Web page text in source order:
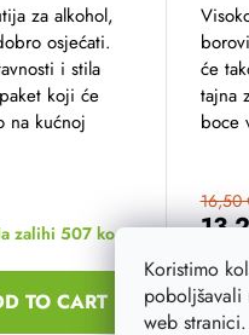
Koristimo
poboljšavali
web stranici.
zalihi 507 kom
TO CART
za alkohol,
osjećati.
i stila
koji će
na kućnoj
16,50
će
tajna
boce